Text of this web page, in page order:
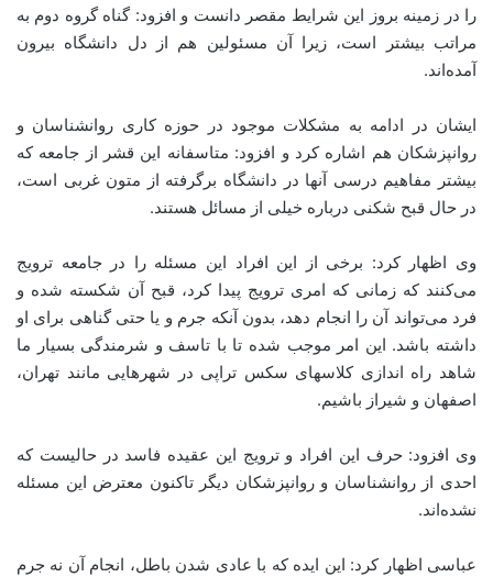
را در زمینه بروز این شرایط مقصر دانست و افزود: گناه گروه دوم به
مراتب بیشتر است، زیرا آن مسئولین هم از دل دانشگاه بیرون
آمده‌اند.
ایشان در ادامه به مشکلات موجود در حوزه کاری روانشناسان و
روانپزشکان هم اشاره کرد و افزود: متاسفانه این قشر از جامعه که
بیشتر مفاهیم درسی آنها در دانشگاه برگرفته از متون غربی است،
در حال قبح شکنی درباره خیلی از مسائل هستند.
وی اظهار کرد: برخی از این افراد این مسئله را در جامعه ترویج
می‌کنند که زمانی که امری ترویج پیدا کرد، قبح آن شکسته شده و
فرد می‌تواند آن را انجام دهد، بدون آنکه جرم و یا حتی گناهی برای او
داشته باشد. این امر موجب شده تا با تاسف و شرمندگی بسیار ما
شاهد راه اندازی کلاسهای سکس تراپی در شهرهایی مانند تهران،
اصفهان و شیراز باشیم.
وی افزود: حرف این افراد و ترویج این عقیده فاسد در حالیست که
احدی از روانشناسان و روانپزشکان دیگر تاکنون معترض این مسئله
نشده‌اند.
عباسی اظهار کرد: این ایده که با عادی شدن باطل، انجام آن نه جرم